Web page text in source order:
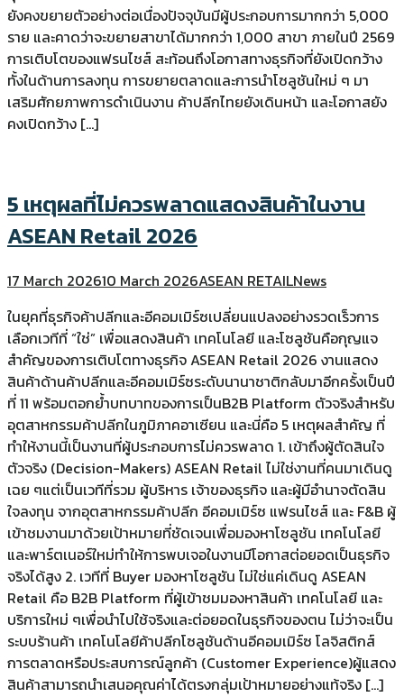
ยังคงขยายตัวอย่างต่อเนื่องปัจจุบันมีผู้ประกอบการมากกว่า 5,000
ราย และคาดว่าจะขยายสาขาได้มากกว่า 1,000 สาขา ภายในปี 2569
การเติบโตของแฟรนไชส์ สะท้อนถึงโอกาสทางธุรกิจที่ยังเปิดกว้าง
ทั้งในด้านการลงทุน การขยายตลาดและการนำโซลูชันใหม่ ๆ มา
เสริมศักยภาพการดำเนินงาน ค้าปลีกไทยยังเดินหน้า และโอกาสยัง
คงเปิดกว้าง […]
5 เหตุผลที่ไม่ควรพลาดแสดงสินค้าในงาน
ASEAN Retail 2026
17 March 202610 March 2026ASEAN RETAILNews
ในยุคที่ธุรกิจค้าปลีกและอีคอมเมิร์ซเปลี่ยนแปลงอย่างรวดเร็วการ
เลือกเวทีที่ “ใช่” เพื่อแสดงสินค้า เทคโนโลยี และโซลูชันคือกุญแจ
สำคัญของการเติบโตทางธุรกิจ ASEAN Retail 2026 งานแสดง
สินค้าด้านค้าปลีกและอีคอมเมิร์ซระดับนานาชาติกลับมาอีกครั้งเป็นปี
ที่ 11 พร้อมตอกย้ำบทบาทของการเป็นB2B Platform ตัวจริงสำหรับ
อุตสาหกรรมค้าปลีกในภูมิภาคอาเซียน และนี่คือ 5 เหตุผลสำคัญ ที่
ทำให้งานนี้เป็นงานที่ผู้ประกอบการไม่ควรพลาด 1. เข้าถึงผู้ตัดสินใจ
ตัวจริง (Decision-Makers) ASEAN Retail ไม่ใช่งานที่คนมาเดินดู
เฉย ๆแต่เป็นเวทีที่รวม ผู้บริหาร เจ้าของธุรกิจ และผู้มีอำนาจตัดสิน
ใจลงทุน จากอุตสาหกรรมค้าปลีก อีคอมเมิร์ซ แฟรนไชส์ และ F&B ผู้
เข้าชมงานมาด้วยเป้าหมายที่ชัดเจนเพื่อมองหาโซลูชัน เทคโนโลยี
และพาร์ตเนอร์ใหม่ทำให้การพบเจอในงานมีโอกาสต่อยอดเป็นธุรกิจ
จริงได้สูง 2. เวทีที่ Buyer มองหาโซลูชัน ไม่ใช่แค่เดินดู ASEAN
Retail คือ B2B Platform ที่ผู้เข้าชมมองหาสินค้า เทคโนโลยี และ
บริการใหม่ ๆเพื่อนำไปใช้จริงและต่อยอดในธุรกิจของตน ไม่ว่าจะเป็น
ระบบร้านค้า เทคโนโลยีค้าปลีกโซลูชันด้านอีคอมเมิร์ซ โลจิสติกส์
การตลาดหรือประสบการณ์ลูกค้า (Customer Experience)ผู้แสดง
สินค้าสามารถนำเสนอคุณค่าได้ตรงกลุ่มเป้าหมายอย่างแท้จริง […]